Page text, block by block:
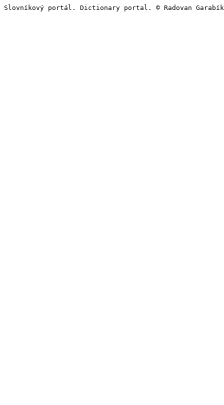
Slovníkový portál. Dictionary portal. © Radovan Garabík